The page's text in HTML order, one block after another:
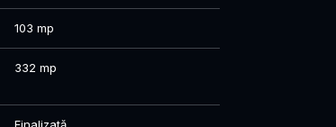
103 mp
332 mp